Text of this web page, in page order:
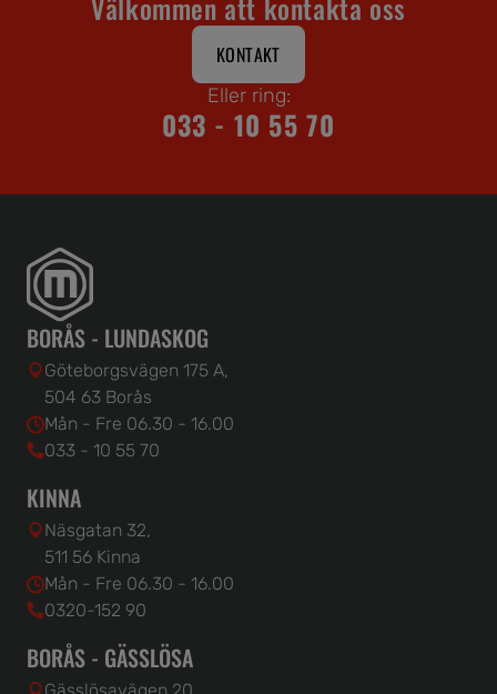
KONTAKT
Eller ring:
033 - 10 55 70
BORÅS - LUNDASKOG
Göteborgsvägen 175 A,
504 63 Borås
Mån - Fre 06.30 - 16.00
033 - 10 55 70
KINNA
Näsgatan 32,
511 56 Kinna
Mån - Fre 06.30 - 16.00
0320-152 90
BORÅS - GÄSSLÖSA